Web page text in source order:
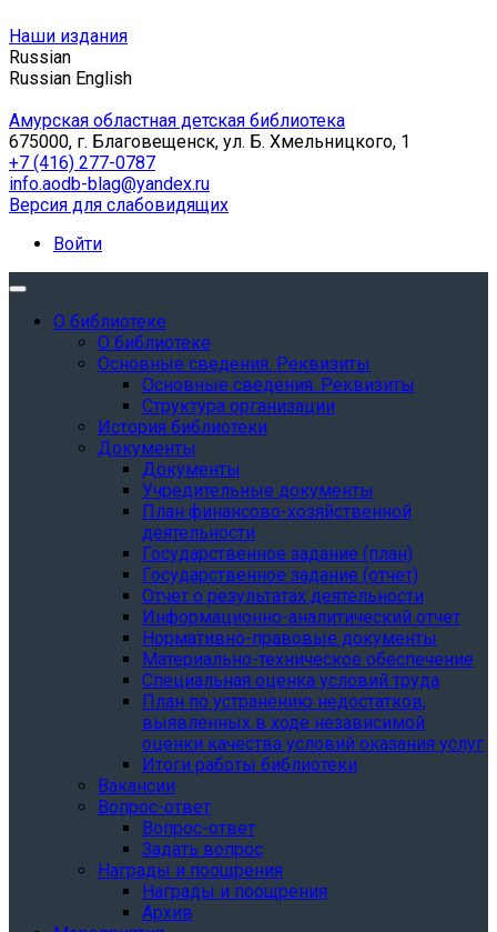
Наши издания
Russian
Russian English
Амурская областная детская библиотека
675000, г. Благовещенск, ул. Б. Хмельницкого, 1
+7 (416) 277-0787
info.aodb-blag@yandex.ru
Версия для слабовидящих
Войти
О библиотеке
О библиотеке
Основные сведения. Реквизиты
Основные сведения. Реквизиты
Структура организации
История библиотеки
Документы
Документы
Учредительные документы
План финансово-хозяйственной
деятельности
Государственное задание (план)
Государственное задание (отчет)
Отчет о результатах деятельности
Информационно-аналитический отчет
Нормативно-правовые документы
Материально-техническое обеспечение
Специальная оценка условий труда
План по устранению недостатков,
выявленных в ходе независимой
оценки качества условий оказания услуг
Итоги работы библиотеки
Вакансии
Вопрос-ответ
Вопрос-ответ
Задать вопрос
Награды и поощрения
Награды и поощрения
Архив